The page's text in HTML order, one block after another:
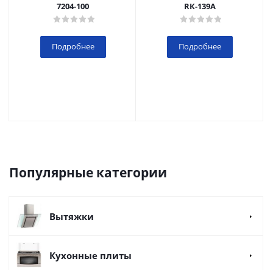
7204-100
Подробнее
RК-139А
Подробнее
Популярные категории
Вытяжки
Кухонные плиты